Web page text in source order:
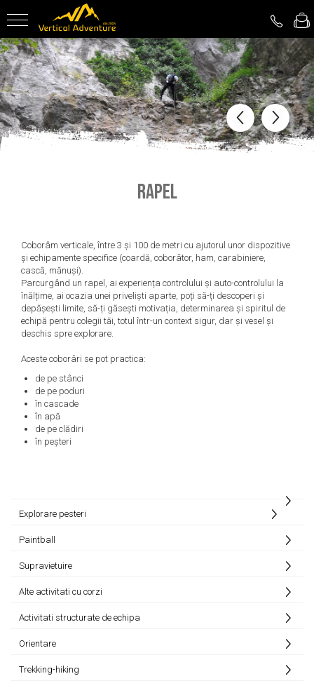
Turism de Aventură
Kayaking
Canyoning
Rafting
Via Ferrata
Despre noi
Echipa Vertical Adventure
Membrii echipei
Rapel
Coborâm verticale, între 3 și 100 de metri cu ajutorul unor dispozitive
și echipamente specifice (coardă, coborâtor, ham, carabiniere,
cască, mănuși).
Parcurgând un rapel, ai experiența controlului și auto-controlului la
înălțime, ai ocazia unei priveliști aparte, poți să-ți descoperi și
depășești limite, să-ți găsești motivația, determinarea și spiritul de
echipă pentru colegii tăi, totul într-un context sigur, dar și vesel și
deschis spre explorare.
Aceste coborâri se pot practica:
de pe stânci
de pe poduri
în cascade
în apă
de pe clădiri
în peșteri
Explorare pesteri
Paintball
Supravietuire
Alte activitati cu corzi
Activitati structurate de echipa
Orientare
Trekking-hiking